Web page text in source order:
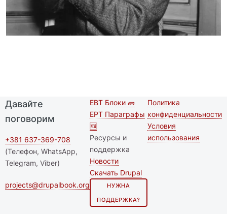
Давайте
поговорим
+381 637-369-708
(Телефон, WhatsApp,
Telegram, Viber)
projects@drupalbook.org
Second
footer
menu
EBT Блоки 🧱
EPT Параграфы
🆕
Ресурсы и
поддержка
Новости
Скачать Drupal
НУЖНА
ПОДДЕРЖКА?
Футер меню
Политика
конфиденциальности
Условия
использования